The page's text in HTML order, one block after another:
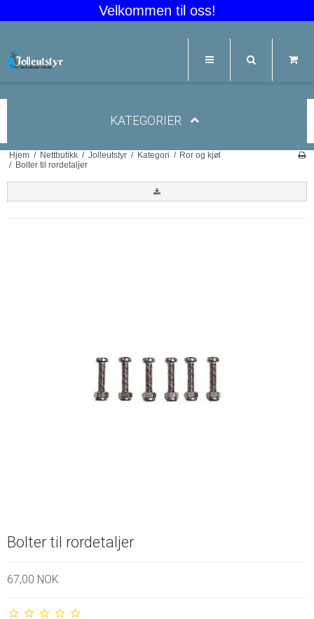
Velkommen til oss!
KATEGORIER
Hjem / Nettbutikk / Jolleutstyr / Kategori / Ror og kjøl
/ Bolter til rordetaljer
Bolter til rordetaljer
67,00 NOK